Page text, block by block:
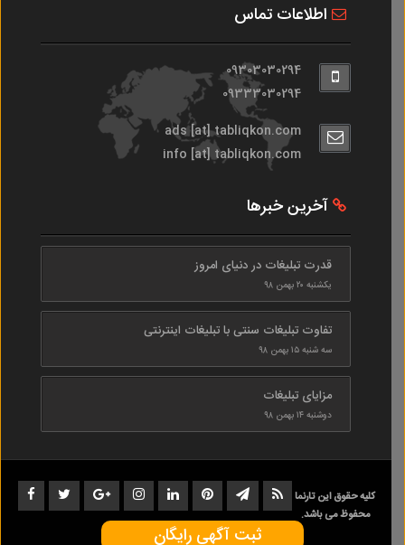
اطلاعات تماس
09303030294
09333030294
ads [at] tabliqkon.com
info [at] tabliqkon.com
آخرین خبرها
قدرت تبلیغات در دنیای امروز
یکشنبه ۲۰ بهمن ۹۸
تفاوت تبلیغات سنتی با تبلیغات اینترنتی
سه شنبه ۱۵ بهمن ۹۸
مزایای تبلیغات
دوشنبه ۱۴ بهمن ۹۸
کلیه حقوق این تارنما
محفوظ می باشد.
1402-1398
ثبت آگهی رایگان